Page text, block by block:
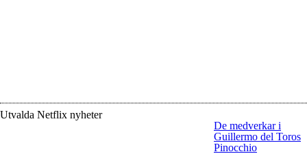
Utvalda Netflix nyheter
De medverkar i
Guillermo del Toros
Pinocchio